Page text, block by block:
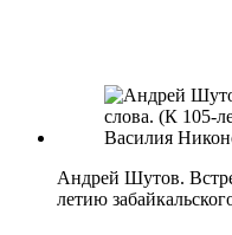
Андрей Шутов.
летию